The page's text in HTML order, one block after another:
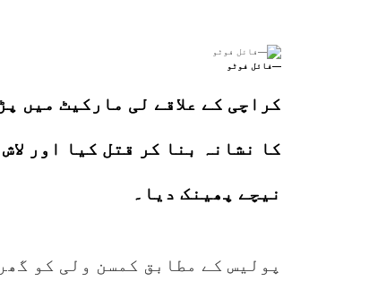
—فائل فوٹو
نیچے پھینک دیا۔
پولیس کے مطابق کمسن ولی کو